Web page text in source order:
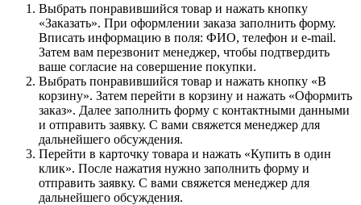
Выбрать понравившийся товар и нажать кнопку
«Заказать». При оформлении заказа заполнить форму.
Вписать информацию в поля: ФИО, телефон и e-mail.
Затем вам перезвонит менеджер, чтобы подтвердить
ваше согласие на совершение покупки.
Выбрать понравившийся товар и нажать кнопку «В
корзину». Затем перейти в корзину и нажать «Оформить
заказ». Далее заполнить форму с контактными данными
и отправить заявку. С вами свяжется менеджер для
дальнейшего обсуждения.
Перейти в карточку товара и нажать «Купить в один
клик». После нажатия нужно заполнить форму и
отправить заявку. С вами свяжется менеджер для
дальнейшего обсуждения.